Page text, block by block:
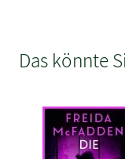
Das könnte